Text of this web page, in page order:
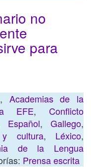
no
para
, Academias de la
EFE, Conflicto
Español, Gallego,
cultura, Léxico,
de la Lengua
Prensa escrita